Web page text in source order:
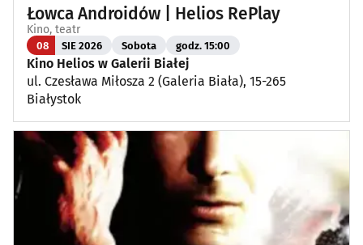
Łowca Androidów | Helios RePlay
Kino, teatr
08 SIE 2026 Sobota godz. 15:00
Kino Helios w Galerii Białej
ul. Czesława Miłosza 2 (Galeria Biała), 15-265
Białystok